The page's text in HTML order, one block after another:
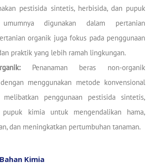
pestisida sintetis, herbisida, dan pupuk
digunakan dalam pertanian
organik juga fokus pada penggunaan
praktik yang lebih ramah lingkungan.
Penanaman beras non-organik
menggunakan metode konvensional
penggunaan pestisida sintetis,
pupuk kimia untuk mengendalikan hama,
dan meningkatkan pertumbuhan tanaman.
Kimia